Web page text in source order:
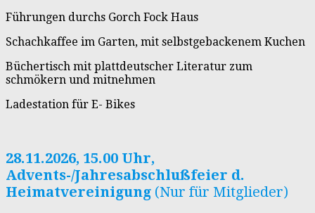
Führungen durchs Gorch Fock Haus
Schachkaffee im Garten, mit selbstgebackenem Kuchen
Büchertisch mit plattdeutscher Literatur zum
schmökern und mitnehmen
Ladestation für E- Bikes
28.11.2026, 15.00 Uhr,
Advents-/Jahresabschlußfeier d.
Heimatvereinigung (Nur für Mitglieder)